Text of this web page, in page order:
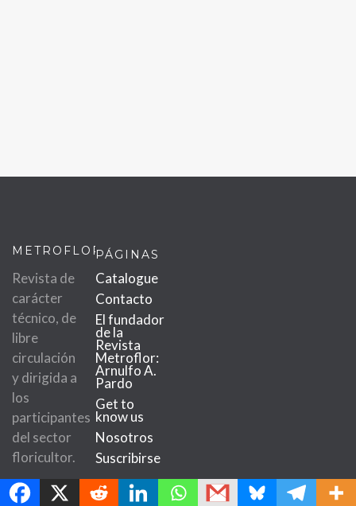
METROFLOR
Revista de
carácter
técnico, de
libre
circulación
y dirigida a
los
participantes
del sector
floricultor.
PÁGINAS
Catalogue
Contacto
El fundador
de la
Revista
Metroflor:
Arnulfo A.
Pardo
Get to
know us
Nosotros
Suscribirse
CATEGORÍASSUSCRIPCIÓN
MetroChat